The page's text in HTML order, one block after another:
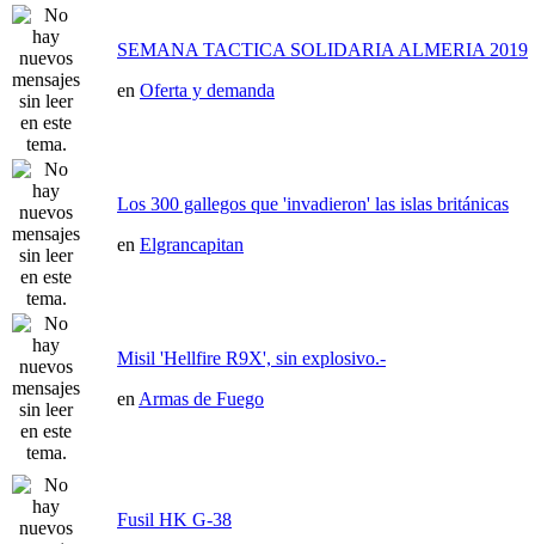
SEMANA TACTICA SOLIDARIA ALMERIA 2019
en Oferta y demanda
Los 300 gallegos que 'invadieron' las islas británicas
en Elgrancapitan
Misil 'Hellfire R9X', sin explosivo.-
en Armas de Fuego
Fusil HK G-38